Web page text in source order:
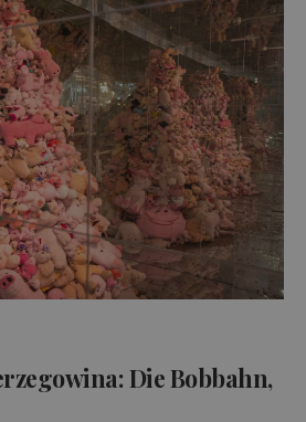
Die Bobbahn,